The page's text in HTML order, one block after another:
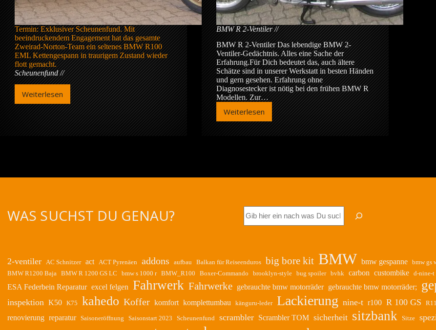
Termin: Exklusiver Scheunenfund. Mit
beeindruckendem Engagement hat das gesamte
Zweirad-Norton-Team ein seltenes BMW R100
EML Kettengespann in traurigem Zustand wieder
flott gemacht.
Scheunenfund
WeiterlesenScheunenfund
BMW R 2-Ventiler
BMW R 2-Ventiler Das lebendige BMW 2-
Ventiler-Gedächtnis. Alles eine Sache der
Erfahrung.Für Dich bedeutet das, auch ältere
Schätze sind in unserer Werkstatt in besten Händen
und gern gesehen. Erfahrung ohne
Diagnosestecker ist nötig bei den frühen BMW R
Modellen. Zur…
Weiterlesen
BMW
WAS SUCHST DU GENAU?
2-ventiler AC Schnitzer act ACT Pyrenäen addons aufbau Balkan für Reiseenduros big bore kit BMW bmw gespanne bmw gs
BMW R1200 Baja BMW R 1200 GS LC bmw s 1000 r BMW_R100 Boxer-Commando brooklyn-style bug spoiler bvhk carbon custombike d-nine-t
ESA Federbein Reparatur excel felgen Fahrwerk Fahrwerke gebrauchte bmw motorräder gebrauchte bmw motorräder;
inspektion K50 K75 kahedo Koffer komfort komplettumbau känguru-leder Lackierung nine-t r100 R 100 GS
renovierung reparatur Saisoneröffnung Saisonstart 2023 Scheunenfund scrambler Scrambler TOM sicherheit sitzbank Sitze